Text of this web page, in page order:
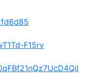
F15rv